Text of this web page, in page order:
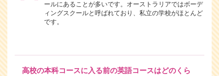
ールにあることが多いです。オーストラリアではボーデ
ィングスクールと呼ばれており、私立の学校がほとんど
です。
高校の本科コースに入る前の英語コースはどのくら